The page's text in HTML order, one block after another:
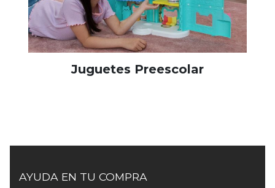
Juguetes Preescolar
AYUDA EN TU COMPRA